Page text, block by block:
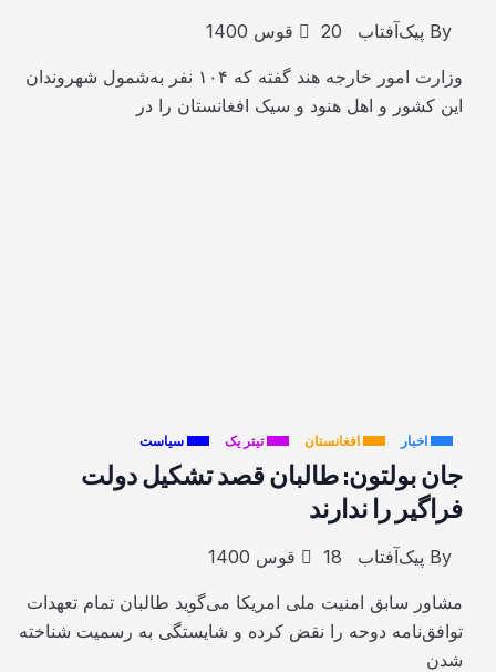
By پیک‌آفتاب 20 قوس 1400
وزارت امور خارجه‌ هند گفته که ۱۰۴ نفر به‌شمول شهروندان
این کشور و اهل هنود و سیک افغانستان را در
اخبار افغانستان تیتر یک سیاست
جان بولتون: طالبان قصد تشکیل دولت
فراگیر را ندارند
By پیک‌آفتاب 18 قوس 1400
مشاور سابق امنیت ملی امریکا می‌گوید طالبان تمام تعهدات
توافق‌نامه دوحه را نقض کرده‌ و شایستگی به رسمیت شناخته
شدن